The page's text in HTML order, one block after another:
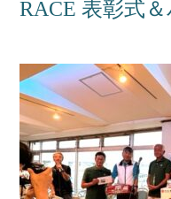
れんたぼー
RACE 表彰式